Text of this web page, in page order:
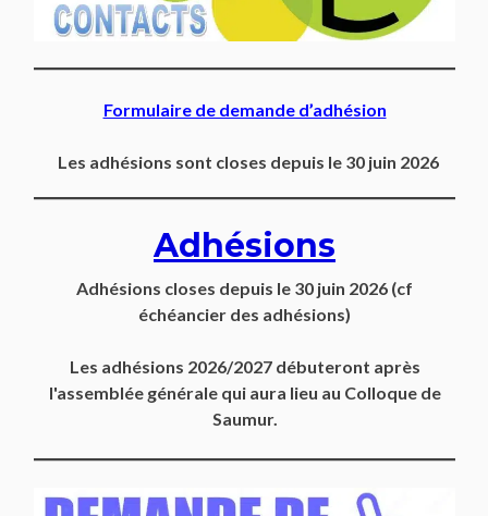
Formulaire de demande d’adhésion
Les adhésions sont closes depuis le 30 juin 2026
Adhésions
Adhésions closes depuis le 30 juin 2026 (cf
échéancier des adhésions)
Les adhésions 2026/2027 débuteront après
l'assemblée générale qui aura lieu au Colloque de
Saumur.